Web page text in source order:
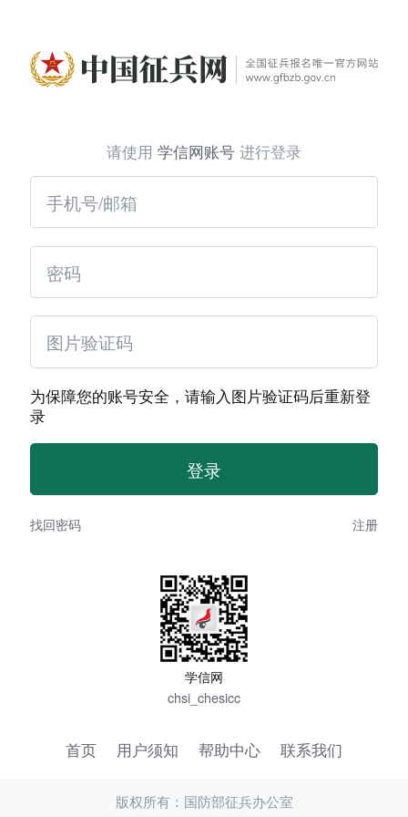
请使用 学信网账号 进行登录
为保障您的账号安全，请输入图片验证码后重新登
录
找回密码 注册
学信网
chsi_chesicc
首页 用户须知 帮助中心 联系我们
版权所有：国防部征兵办公室